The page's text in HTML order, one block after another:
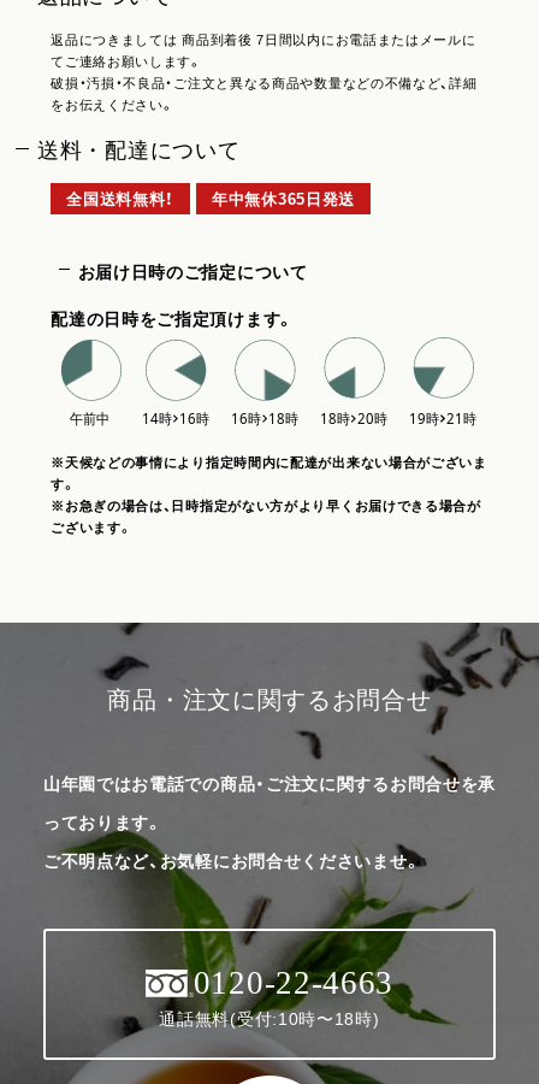
返品につきましては 商品到着後 7日間以内にお電話またはメールに
てご連絡お願いします。
破損・汚損・不良品・ご注文と異なる商品や数量などの不備など、詳細
をお伝えください。
送料・配達について
全国送料無料！ 年中無休365日発送
お届け日時のご指定について
配達の日時をご指定頂けます。
※天候などの事情により指定時間内に配達が出来ない場合がございま
す。
※お急ぎの場合は、日時指定がない方がより早くお届けできる場合が
ございます。
商品・注文に関するお問合せ
山年園ではお電話での商品・ご注文に関するお問合せを承
っております。
ご不明点など、お気軽にお問合せくださいませ。
0120-22-4663
通話無料(受付:10時〜18時)